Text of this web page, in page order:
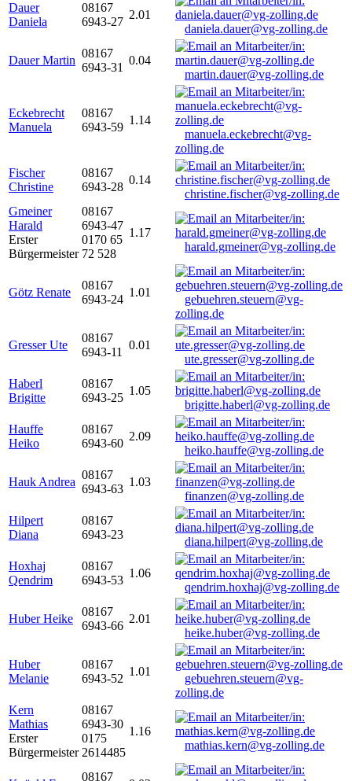
Dauer
Daniela
08167
6943-27
2.01
daniela.dauer@vg-zolling.de
Dauer Martin
08167
6943-31
0.04
martin.dauer@vg-zolling.de
Eckebrecht
Manuela
08167
6943-59
1.14
manuela.eckebrecht@vg-
zolling.de
Fischer
Christine
08167
6943-28
0.14
christine.fischer@vg-zolling.de
Gmeiner
Harald
Erster
Bürgermeister
08167
6943-47
0170 65
72 528
1.17
harald.gmeiner@vg-zolling.de
Götz Renate
08167
6943-24
1.01
gebuehren.steuern@vg-
zolling.de
Gresser Ute
08167
6943-11
0.01
ute.gresser@vg-zolling.de
Haberl
Brigitte
08167
6943-25
1.05
brigitte.haberl@vg-zolling.de
Hauffe
Heiko
08167
6943-60
2.09
heiko.hauffe@vg-zolling.de
Hauk Andrea
08167
6943-63
1.03
finanzen@vg-zolling.de
Hilpert
Diana
08167
6943-23
diana.hilpert@vg-zolling.de
Hoxhaj
Qendrim
08167
6943-53
1.06
qendrim.hoxhaj@vg-zolling.de
Huber Heike
08167
6943-66
2.01
heike.huber@vg-zolling.de
Huber
Melanie
08167
6943-52
1.01
gebuehren.steuern@vg-
zolling.de
Kern
Mathias
Erster
Bürgermeister
08167
6943-30
0175
2614485
1.16
mathias.kern@vg-zolling.de
08167